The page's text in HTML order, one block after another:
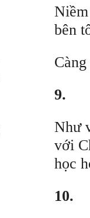
bên
9.
Như
với
học
10.